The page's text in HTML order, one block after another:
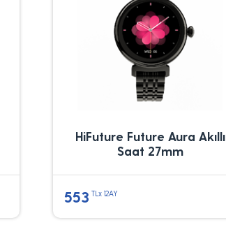
HiFuture Future Aura Akıllı
Saat 27mm
553 TLx 12AY